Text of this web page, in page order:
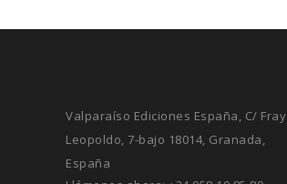
Valparaíso Ediciones España, C/ Fray
Leopoldo, 7-bajo 18014, Granada,
España